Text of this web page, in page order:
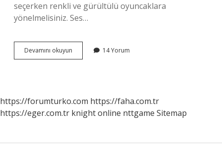
seçerken renkli ve gürültülü oyuncaklara
yönelmelisiniz. Ses…
Devamını okuyun Bebeğin
Ilk
14 Yorum
https://forumturko.com https://faha.com.tr
https://eger.com.tr knight online nttgame Sitemap